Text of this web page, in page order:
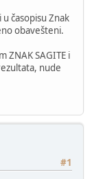
časopisu Znak
obavešteni.
ZNAK SAGITE i
nude
#1